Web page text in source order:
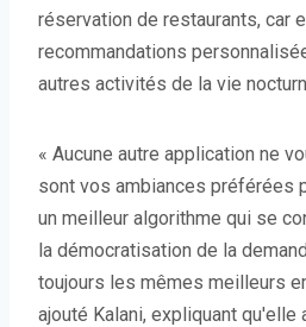
réservation de restaurants, car
recommandations
autres activités de la vie
« Aucune autre application ne
sont vos ambiances préférées
un meilleur algorithme qui se
la démocratisation de la
toujours les mêmes meilleurs
ajouté Kalani, expliquant